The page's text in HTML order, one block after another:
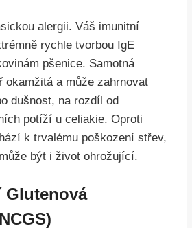
alergii. Váš imunitní
rychle tvorbou IgE
pšenice. Samotná
okamžitá a může zahrnovat
dušnost, na rozdíl od
potíží u celiakie. Oproti
k trvalému poškození střev,
být i život ohrožující.
Glutenová